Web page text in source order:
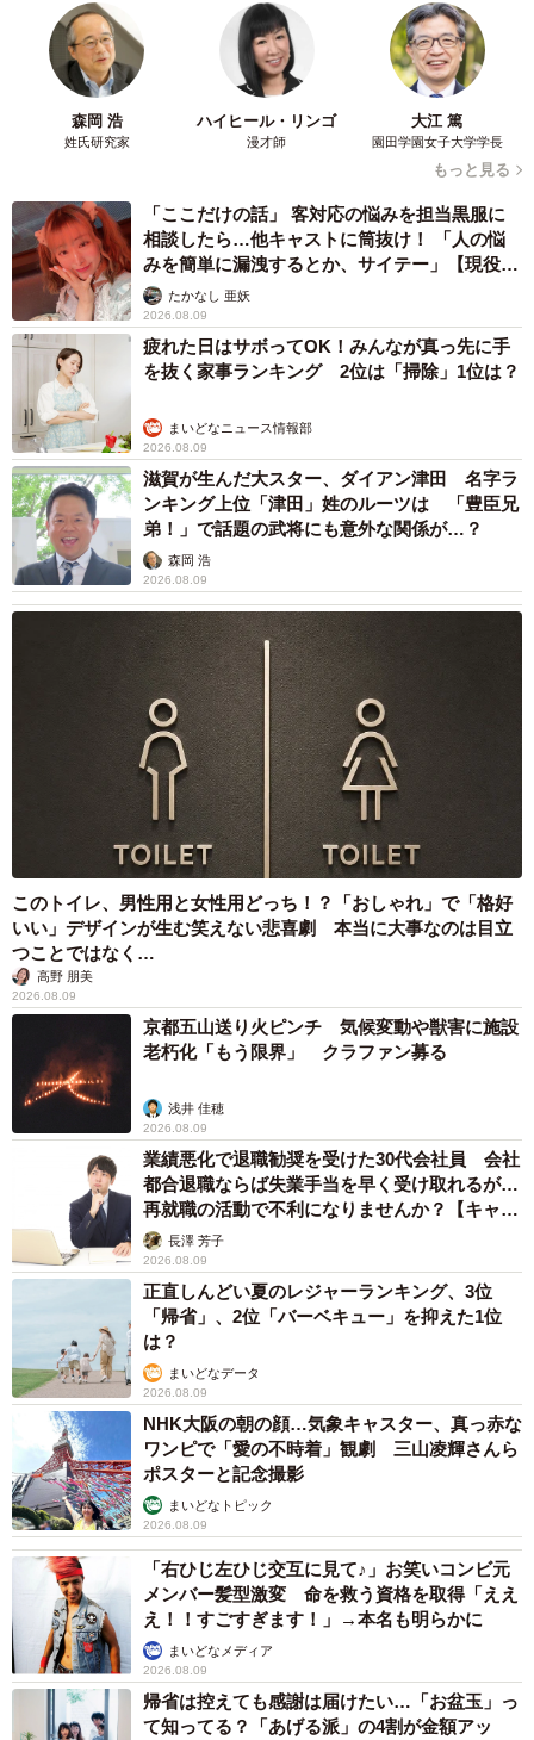
5/9
飼い主のコーギーの神楽さん（@Kus1oKg2vsgdWS2）に
よると、この日カメラを構えていたのは夫であるパパ、神
楽ちゃんを支えていたのは投稿したママだったそうです。
「夫は、今までまったくと言っていいほど趣味がなかった
のですが、去年からカメラを持ち始めて、ここ1年ほどは季
節の花を追って各地に撮影に行っています。今回、初めて
ネモフィラの撮影に挑戦するために訪れました。撮影スポ
ットの多い公園で、春先の花の多い一番いい季節だったの
で、夫も私もテンションが上がり、各スポットで撮り始め
た矢先のことでした」
美しい景観に胸を躍らせながら撮影を楽しんでいる途中で
見つけたのが、このお洒落なフォトスポットでした。
「私はしゃがんで神楽を抱え上げていたのですが、神楽の
足元にはちゃんと足を置けるスペースがありました。コー
ギーは体重が重いため、持ち上げると関節が外れてしまう
こともあるため、抱っこをするときはとくに注意が必要で
フォトスポットでは、犬の体に負担がかからないよう、し
っかりと安全面を考え、配慮されていました。
「神楽も足場はあるし、私も神楽を支えながらも負担はな
さそうだったので撮影をしてみることに。ところが、しば
らくすると神楽がモゾモゾと動き始め、『神楽！ あと少し
だから！ がんばって！』と声をかけ続けましたが、ご覧の
通り、あれよあれよという間にあのような写真になりまし
た（笑）」
「もう限界…」黒子に徹したママの悲痛な叫び
“黒子”に徹した飼い主さんもまた、腕の限界とたたかってい
「私は、神楽を抱き上げているので前方はまったく見えま
せん。夫が何をしているかも見えないので、『ねえ！ ま
だ？ もう撮れた？』『あー！ もう腕が！ 無理ー！』など、
声が飛び交っていました（笑）。写真ではわからない、“舞
台裏”です（笑）」
一方、神楽ちゃんは、いろいろな経験をすることをとても
楽しんでいる様子なのだとか。とくに最近は、外出先で“と
てもいいお顔”を見せてくれることが増えたそうです。
「よく笑ってくれるので、あとで写真を見返すときはとて
森岡 浩
姓氏研究家
ハイヒール・リンゴ
漫才師
大江 篤
園田学園女子大学学長
もっと見る
「ここだけの話」 客対応の悩みを担当黒服に
相談したら…他キャストに筒抜け！ 「人の悩
みを簡単に漏洩するとか、サイテー」【現役キ
ャストに取材】
たかなし 亜妖
2026.08.09
疲れた日はサボってOK！みんなが真っ先に手
を抜く家事ランキング 2位は「掃除」1位は？
まいどなニュース情報部
2026.08.09
滋賀が生んだ大スター、ダイアン津田 名字ラ
ンキング上位「津田」姓のルーツは 「豊臣兄
弟！」で話題の武将にも意外な関係が…？
森岡 浩
2026.08.09
このトイレ、男性用と女性用どっち！？「おしゃれ」で「格好
いい」デザインが生む笑えない悲喜劇 本当に大事なのは目立
つことではなく…
高野 朋美
2026.08.09
京都五山送り火ピンチ 気候変動や獣害に施設
老朽化「もう限界」 クラファン募る
浅井 佳穂
2026.08.09
業績悪化で退職勧奨を受けた30代会社員 会社
都合退職ならば失業手当を早く受け取れるが…
再就職の活動で不利になりませんか？【キャリ
アカウンセラーが解説】
長澤 芳子
2026.08.09
正直しんどい夏のレジャーランキング、3位
「帰省」、2位「バーベキュー」を抑えた1位
は？
まいどなデータ
2026.08.09
NHK大阪の朝の顔…気象キャスター、真っ赤な
ワンピで「愛の不時着」観劇 三山凌輝さんら
ポスターと記念撮影
まいどなトピック
2026.08.09
「右ひじ左ひじ交互に見て♪」お笑いコンビ元
メンバー髪型激変 命を救う資格を取得「ええ
え！！すごすぎます！」→本名も明らかに
まいどなメディア
2026.08.09
帰省は控えても感謝は届けたい…「お盆玉」っ
て知ってる？「あげる派」の4割が金額アッ